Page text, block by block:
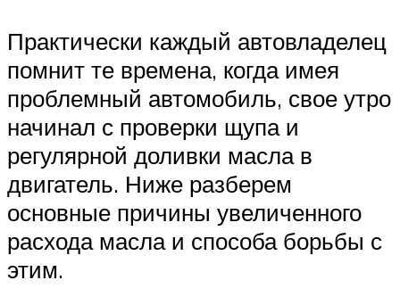
Практически каждый автовладелец
помнит те времена, когда имея
проблемный автомобиль, свое утро
начинал с проверки щупа и
регулярной доливки масла в
двигатель. Ниже разберем
основные причины увеличенного
расхода масла и способа борьбы с
этим.